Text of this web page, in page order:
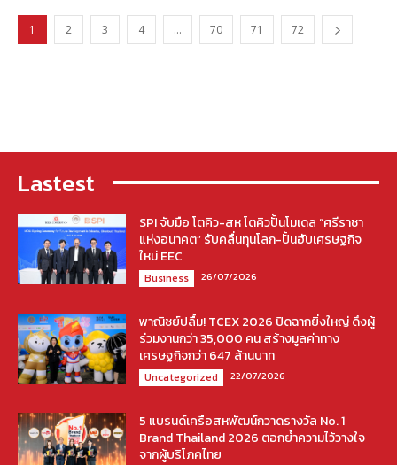
1 2 3 4 … 70 71 72
Lastest
SPI จับมือ โตคิว-สห โตคิวปั้นโมเดล “ศรีราชา
แห่งอนาคต” รับคลื่นทุนโลก-ปั้นฮับเศรษฐกิจ
ใหม่ EEC
Business 26/07/2026
พาณิชย์ปลื้ม! TCEX 2026 ปิดฉากยิ่งใหญ่ ดึงผู้
ร่วมงานกว่า 35,000 คน สร้างมูลค่าทาง
เศรษฐกิจกว่า 647 ล้านบาท
Uncategorized 22/07/2026
5 แบรนด์เครือสหพัฒน์กวาดรางวัล No. 1
Brand Thailand 2026 ตอกย้ำความไว้วางใจ
จากผู้บริโภคไทย